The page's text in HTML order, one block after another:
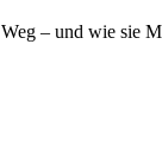
– und wie sie